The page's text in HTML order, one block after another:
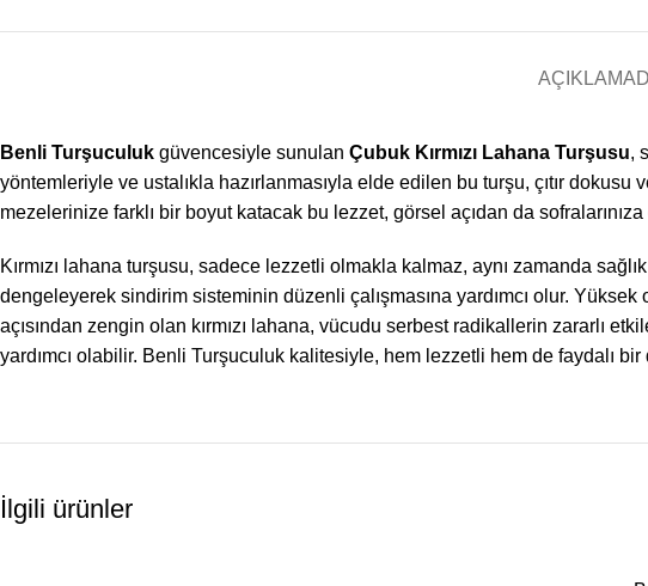
AÇIKLAMA
Benli Turşuculuk güvencesiyle sunulan Çubuk Kırmızı Lahana Turşusu,
yöntemleriyle ve ustalıkla hazırlanmasıyla elde edilen bu turşu, çıtır
mezelerinize farklı bir boyut katacak bu lezzet, görsel açıdan da sofralarınıza
Kırmızı lahana turşusu, sadece lezzetli olmakla kalmaz, aynı zamanda
dengeleyerek sindirim sisteminin düzenli çalışmasına yardımcı olur. Yüksek
açısından zengin olan kırmızı lahana, vücudu serbest radikallerin zararlı
yardımcı olabilir. Benli Turşuculuk kalitesiyle, hem lezzetli hem de faydalı
İlgili ürünler